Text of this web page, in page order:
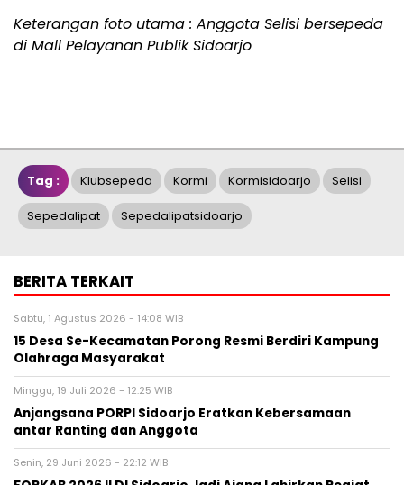
Keterangan foto utama : Anggota Selisi bersepeda
di Mall Pelayanan Publik Sidoarjo
Tag : Klubsepeda Kormi Kormisidoarjo Selisi
Sepedalipat Sepedalipatsidoarjo
BERITA TERKAIT
Sabtu, 1 Agustus 2026 - 14:08 WIB
15 Desa Se-Kecamatan Porong Resmi Berdiri Kampung
Olahraga Masyarakat
Minggu, 19 Juli 2026 - 12:25 WIB
Anjangsana PORPI Sidoarjo Eratkan Kebersamaan
antar Ranting dan Anggota
Senin, 29 Juni 2026 - 22:12 WIB